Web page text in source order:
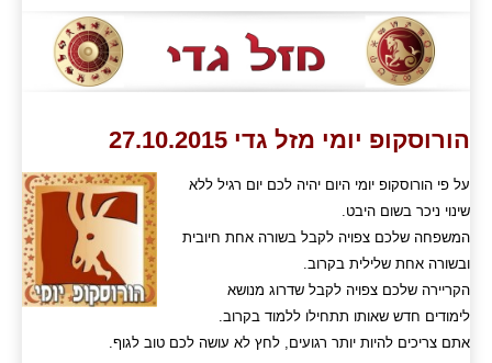
הורוסקופ יומי מזל גדי 27.10.2015
על פי הורוסקופ יומי היום יהיה לכם יום רגיל ללא
שינוי ניכר בשום היבט.
המשפחה שלכם צפויה לקבל בשורה אחת חיובית
ובשורה אחת שלילית בקרוב.
הקריירה שלכם צפויה לקבל שדרוג מנושא
לימודים חדש שאותו תתחילו ללמוד בקרוב.
אתם צריכים להיות יותר רגועים, לחץ לא עושה לכם טוב לגוף.